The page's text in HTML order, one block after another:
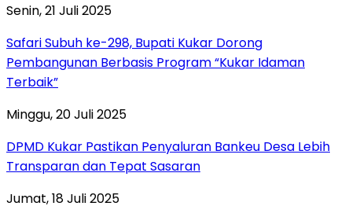
Senin, 21 Juli 2025
Safari Subuh ke-298, Bupati Kukar Dorong
Pembangunan Berbasis Program “Kukar Idaman
Terbaik”
Minggu, 20 Juli 2025
DPMD Kukar Pastikan Penyaluran Bankeu Desa Lebih
Transparan dan Tepat Sasaran
Jumat, 18 Juli 2025